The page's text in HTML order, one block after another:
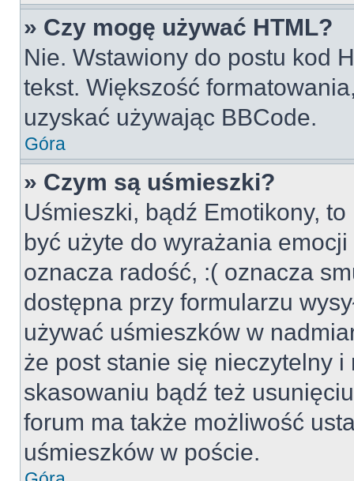
» Czy mogę używać HTML?
Nie. Wstawiony do postu kod
tekst. Większość
uzyskać używając BBCode.
Góra
» Czym są uśmieszki?
Uśmieszki, bądź Emotikony,
być użyte do wyrażania
oznacza radość, :( oznacza
dostępna przy formularzu
używać uśmieszków w
że post stanie się nieczytelny
skasowaniu bądź też
forum ma także możliwość
uśmieszków w poście.